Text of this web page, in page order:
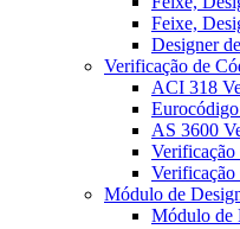
Feixe,
Designer
Verificação de
ACI 318
AS 3600
Verificação
Módulo de
Módulo de